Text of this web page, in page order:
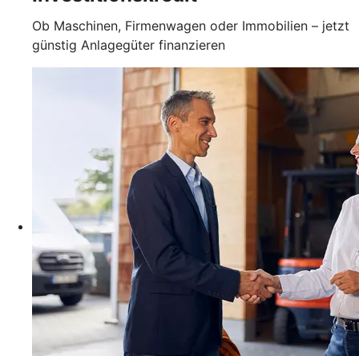
Ob Maschinen, Firmenwagen oder Immobilien – jetzt
günstig Anlagegüter finanzieren